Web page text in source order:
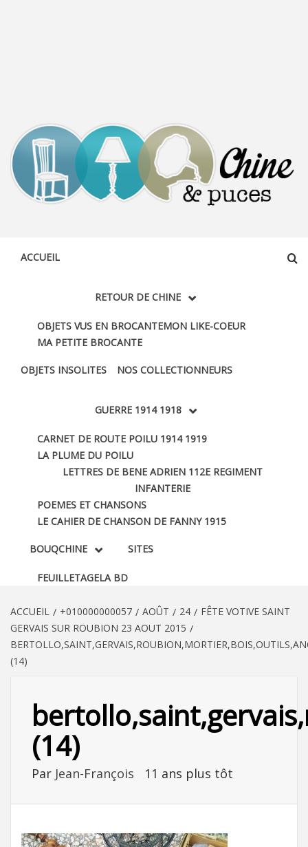
ACCUEIL
RETOUR DE CHINE
OBJETS VUS EN BROCANTEMON LIKE-COEUR
MA PETITE BROCANTE
OBJETS INSOLITES NOS COLLECTIONNEURS
GUERRE 1914 1918
CARNET DE ROUTE POILU 1914 1919
LA PLUME DU POILU
LETTRES DE BENE ADRIEN 112E REGIMENT
INFANTERIE
POEMES ET CHANSONS
LE CAHIER DE CHANSON DE FANNY 1915
BOUQCHINE
FEUILLETAGELA BD
SITES
ACCUEIL +010000000057 AOÛT 24
FÊTE VOTIVE SAINT
GERVAIS SUR ROUBION 23 AOUT 2015
(14)
(14)
Par Jean-François 11 ans plus tôt